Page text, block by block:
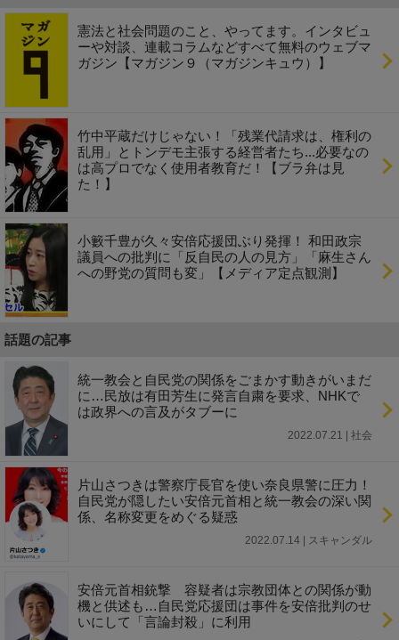
憲法と社会問題のこと、やってます。インタビュ
ーや対談、連載コラムなどすべて無料のウェブマ
ガジン【マガジン９（マガジンキュウ）】
竹中平蔵だけじゃない！「残業代請求は、権利の
乱用」とトンデモ主張する経営者たち...必要なの
は高プロでなく使用者教育だ！【ブラ弁は見
た！】
小籔千豊が久々安倍応援団ぶり発揮！ 和田政宗
議員への批判に「反自民の人の見方」「麻生さん
への野党の質問も変」【メディア定点観測】
話題の記事
統一教会と自民党の関係をごまかす動きがいまだ
に…民放は有田芳生に発言自粛を要求、NHKで
は政界への言及がタブーに
2022.07.21 | 社会
片山さつきは警察庁長官を使い奈良県警に圧力！
自民党が隠したい安倍元首相と統一教会の深い関
係、名称変更をめぐる疑惑
2022.07.14 | スキャンダル
安倍元首相銃撃 容疑者は宗教団体との関係が動
機と供述も…自民党応援団は事件を安倍批判のせ
いにして「言論封殺」に利用